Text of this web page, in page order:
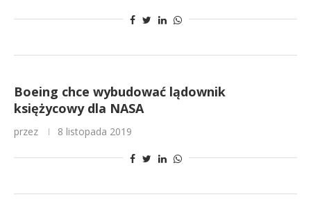
Boeing chce wybudować lądownik
księżycowy dla NASA
przez 8 listopada 2019